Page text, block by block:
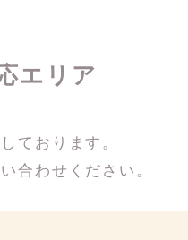
エリア
ております。
合わせください。